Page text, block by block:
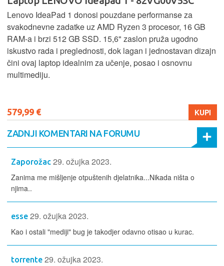
Lenovo IdeaPad 1 donosi pouzdane performanse za
svakodnevne zadatke uz AMD Ryzen 3 procesor, 16 GB
RAM-a i brzi 512 GB SSD. 15,6" zaslon pruža ugodno
iskustvo rada i preglednosti, dok lagan i jednostavan dizajn
čini ovaj laptop idealnim za učenje, posao i osnovnu
multimediju.
579,99 € KUPI
ZADNJI KOMENTARI NA FORUMU
Zaporožac 29. ožujka 2023.
Zanima me mišljenje otpuštenih djelatnika...Nikada ništa o
njima..
esse 29. ožujka 2023.
Kao i ostali "mediji" bug je takodjer odavno otisao u kurac.
torrente 29. ožujka 2023.